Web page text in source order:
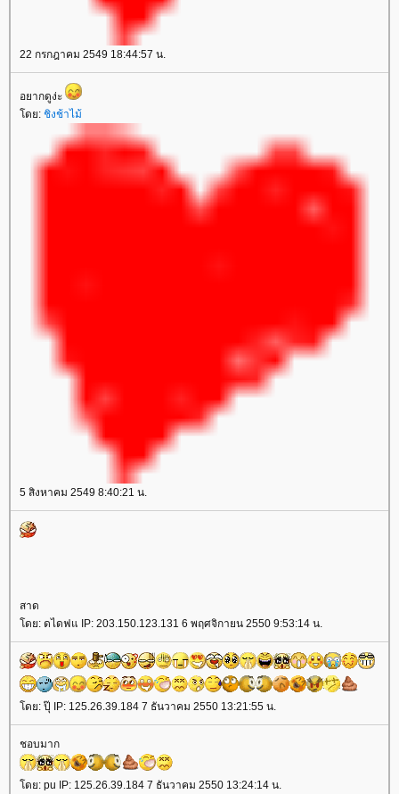
22 กรกฎาคม 2549 18:44:57 น.
อยากดูง่ะ
ดย: ชิงช้าไม้
5 สิงหาคม 2549 8:40:21 น.
สาด
ดย: ดไดฟแ IP: 203.150.123.131 6 พฤศจิกายน 2550 9:53:14 น.
ดย: ปุ๊ IP: 125.26.39.184 7 ธันวาคม 2550 13:21:55 น.
ชอบมาก
ดย: pu IP: 125.26.39.184 7 ธันวาคม 2550 13:24:14 น.